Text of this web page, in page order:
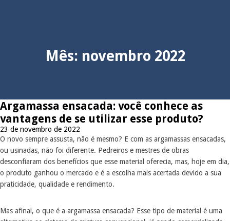
Mês: novembro 2022
Argamassa ensacada: você conhece as
vantagens de se utilizar esse produto?
23 de novembro de 2022
O novo sempre assusta, não é mesmo? E com as argamassas ensacadas,
ou usinadas, não foi diferente. Pedreiros e mestres de obras
desconfiaram dos benefícios que esse material oferecia, mas, hoje em dia,
o produto ganhou o mercado e é a escolha mais acertada devido a sua
praticidade, qualidade e rendimento.
Mas afinal, o que é a argamassa ensacada? Esse tipo de material é uma